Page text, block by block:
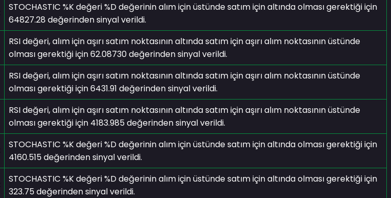
STOCHASTIC %K değeri %D değerinin alım için üstünde satım için altında olması gerektiği için
64827.28 değerinden sinyal verildi.
RSI değeri, alım için aşırı satım noktasının altında satım için aşırı alım noktasının üstünde
olması gerektiği için 62.08730 değerinden sinyal verildi.
RSI değeri, alım için aşırı satım noktasının altında satım için aşırı alım noktasının üstünde
olması gerektiği için 6431.91 değerinden sinyal verildi.
RSI değeri, alım için aşırı satım noktasının altında satım için aşırı alım noktasının üstünde
olması gerektiği için 4183.985 değerinden sinyal verildi.
STOCHASTIC %K değeri %D değerinin alım için üstünde satım için altında olması gerektiği için
4160.515 değerinden sinyal verildi.
STOCHASTIC %K değeri %D değerinin alım için üstünde satım için altında olması gerektiği için
323.75 değerinden sinyal verildi.